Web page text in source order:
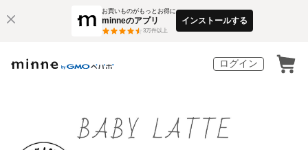
お買いものがもっとお得に
minneのアプリ
3万件以上
インストールする
ログイン